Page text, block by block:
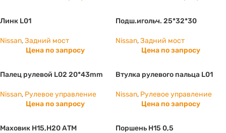
Линк L01
Nissan,Задний мост
Цена по запросу
Подш.игольч. 25*32*30
Nissan,Задний мост
Цена по запросу
Палец рулевой L02 20*43mm
Nissan, Рулевое управление
Цена по запросу
Втулка рулевого пальца L01
Nissan, Рулевое управление
Цена по запросу
Маховик Н15,Н20 АТМ Поршень H15 0,5